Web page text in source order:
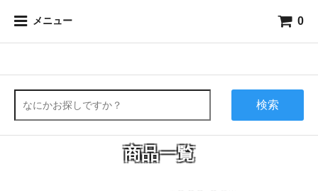
メニュー 0
検索
商品一覧